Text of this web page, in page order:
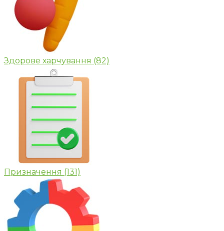
Здорове харчування (82)
Призначення (131)